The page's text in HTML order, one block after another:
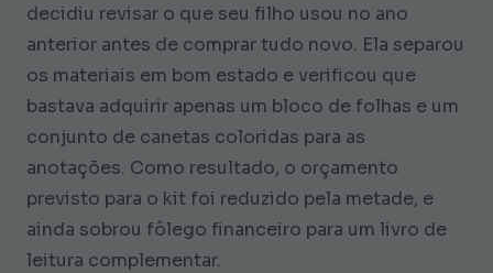
decidiu revisar o que seu filho usou no ano
anterior antes de comprar tudo novo. Ela separou
os materiais em bom estado e verificou que
bastava adquirir apenas um bloco de folhas e um
conjunto de canetas coloridas para as
anotações. Como resultado, o orçamento
previsto para o kit foi reduzido pela metade, e
ainda sobrou fôlego financeiro para um livro de
leitura complementar.